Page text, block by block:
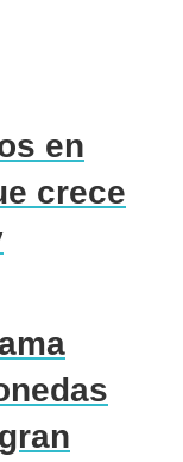
en
crece